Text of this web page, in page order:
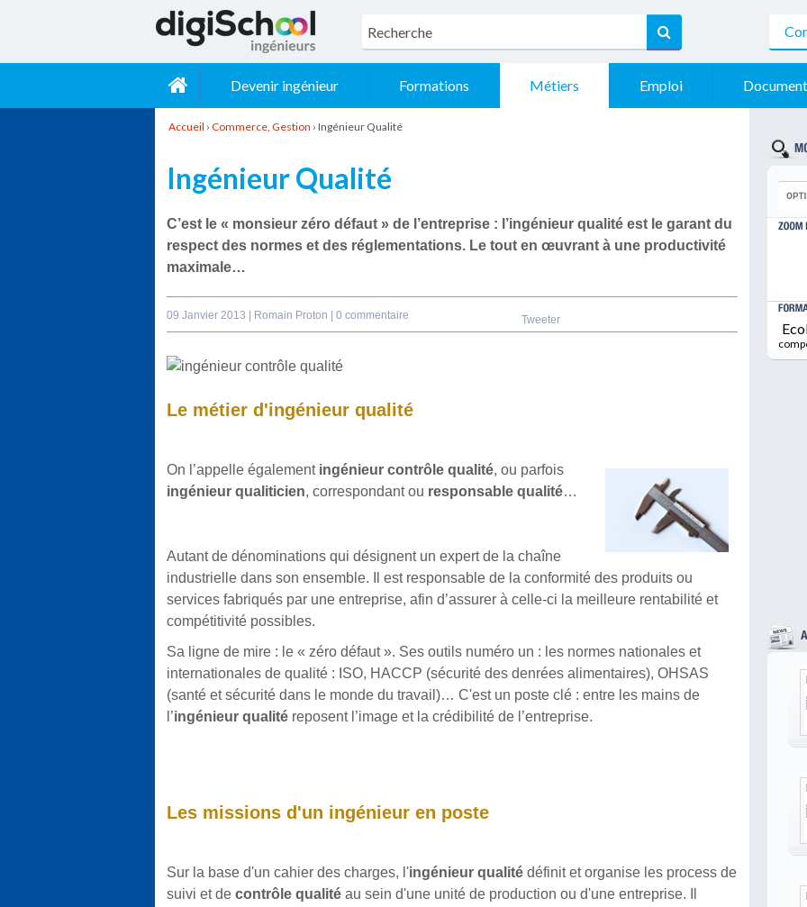
Devenir ingénieur Formations Métiers Emploi
Accueil ›Commerce, Gestion ›Ingénieur Qualité
Ingénieur Qualité
C’est le « monsieur zéro défaut » de l’entreprise : l’ingénieur qualité est le garant du
respect des normes et des réglementations. Le tout en œuvrant à une productivité
maximale…
09 Janvier 2013 | Romain Proton |0 commentaire Tweeter
Le métier d'ingénieur qualité
On l’appelle également ingénieur contrôle qualité, ou parfois
ingénieur qualiticien, correspondant ou responsable qualité…
Autant de dénominations qui désignent un expert de la chaîne
industrielle dans son ensemble. Il est responsable de la conformité des produits ou
services fabriqués par une entreprise, afin d’assurer à celle-ci la meilleure rentabilité et
compétitivité possibles.
Sa ligne de mire : le « zéro défaut ». Ses outils numéro un : les normes nationales et
internationales de qualité : ISO, HACCP (sécurité des denrées alimentaires), OHSAS
(santé et sécurité dans le monde du travail)… C'est un poste clé : entre les mains de
l’ingénieur qualité reposent l’image et la crédibilité de l’entreprise.
Les missions d'un ingénieur en poste
Sur la base d'un cahier des charges, l'ingénieur qualité définit et organise les process de
suivi et decontrôle qualité au sein d'une unité de production ou d'une entreprise. Il